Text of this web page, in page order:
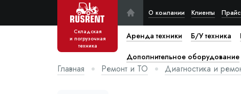
Складская
и погрузочная
техника
О компании Клиенты
Аренда техники Б/У техника
Дополнительное оборудование
Главная Ремонт и ТО Диагностика и